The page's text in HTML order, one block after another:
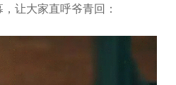
让大家直呼爷青回：